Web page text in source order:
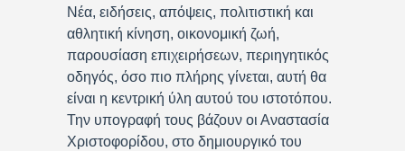
Νέα, ειδήσεις, απόψεις, πολιτιστική και
αθλητική κίνηση, οικονομική ζωή,
παρουσίαση επιχειρήσεων, περιηγητικός
οδηγός, όσο πιο πλήρης γίνεται, αυτή θα
είναι η κεντρική ύλη αυτού του ιστοτόπου.
Την υπογραφή τους βάζουν οι Αναστασία
Χριστοφορίδου, στο δημιουργικό του